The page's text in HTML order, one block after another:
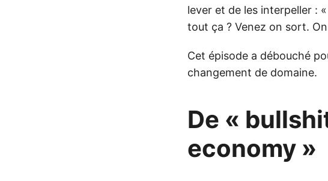
lever et de les interpeller :
tout ça ? Venez on sort.
Cet épisode a débouché
changement de domaine.
De «
economy »